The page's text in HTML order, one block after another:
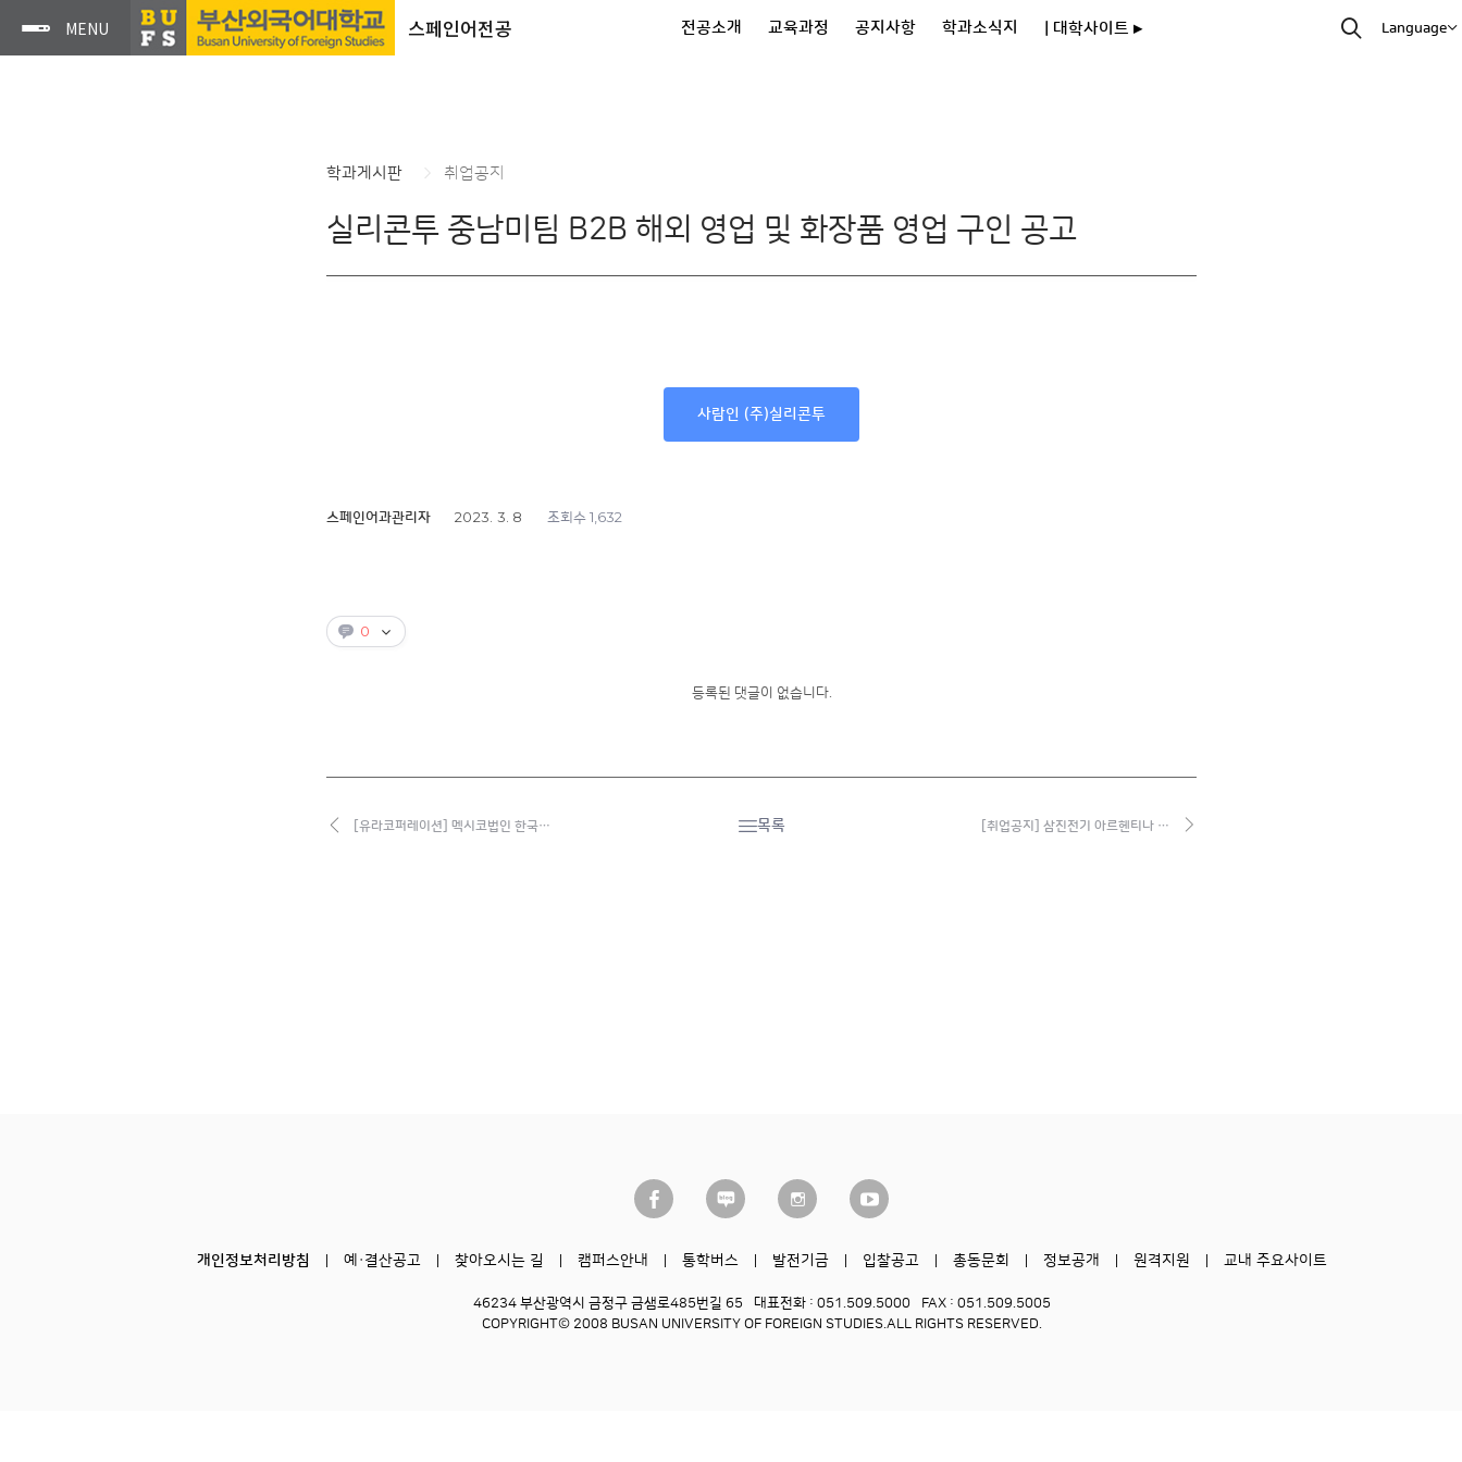
스페인어전공 전공소개 교육과정 공지사항 학과소식지 | 대학사이트 ▸ Language
학과게시판 취업공지
실리콘투 중남미팀 B2B 해외 영업 및 화장품 영업 구인 공고
사람인 (주)실리콘투
스페인어과관리자 2023. 3. 8 조회수 1,632
0
등록된 댓글이 없습니다.
[유라코퍼레이션] 멕시코법인 한국… 목록 [취업공지] 삼진전기 아르헨티나 …
개인정보처리방침 예·결산공고 찾아오시는 길 캠퍼스안내 통학버스 발전기금 입찰공고 총동문회 정보공개 원격지원 교내 주요사이트
46234 부산광역시 금정구 금샘로485번길 65 대표전화 : 051.509.5000
FAX : 051.509.5005
COPYRIGHT© 2008 BUSAN UNIVERSITY OF FOREIGN STUDIES. ALL RIGHTS RESERVED.